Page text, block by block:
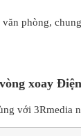
phòng,
xoay
với 3Rmedia